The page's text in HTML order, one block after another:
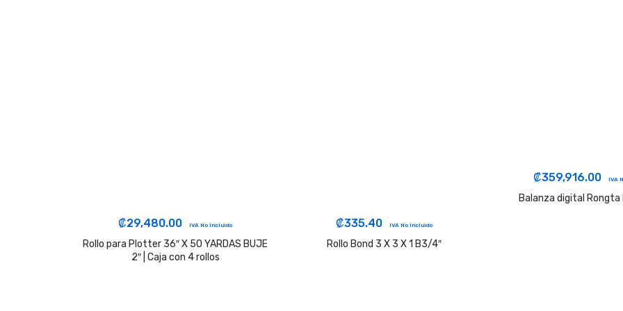
₡29,480.00 IVA No Incluido
Rollo para Plotter 36″ X 50 YARDAS BUJE
2″ | Caja con 4 rollos
₡335.40 IVA No Incluido
Rollo Bond 3 X 3 X 1 B3/4″
₡359,916.00 IVA
Balanza digital Rongta